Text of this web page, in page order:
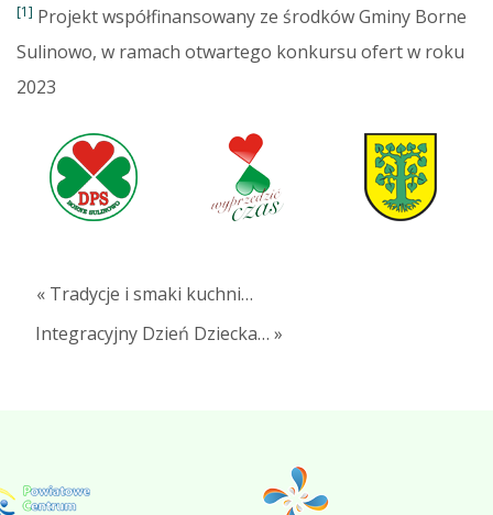
[1] Projekt współfinansowany ze środków Gminy Borne
Sulinowo, w ramach otwartego konkursu ofert w roku
2023
« Tradycje i smaki kuchni…
Integracyjny Dzień Dziecka… »